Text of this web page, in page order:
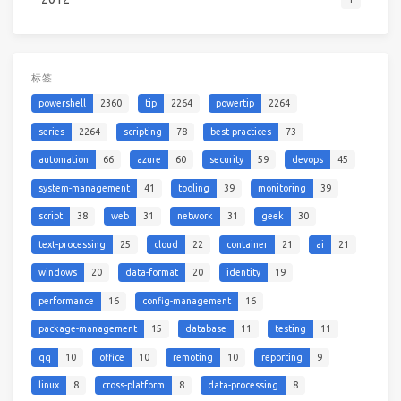
标签
powershell 2360 tip 2264 powertip 2264
series 2264 scripting 78 best-practices 73
automation 66 azure 60 security 59 devops 45
system-management 41 tooling 39 monitoring 39
script 38 web 31 network 31 geek 30
text-processing 25 cloud 22 container 21 ai 21
windows 20 data-format 20 identity 19
performance 16 config-management 16
package-management 15 database 11 testing 11
qq 10 office 10 remoting 10 reporting 9
linux 8 cross-platform 8 data-processing 8